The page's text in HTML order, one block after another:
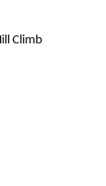
Climb